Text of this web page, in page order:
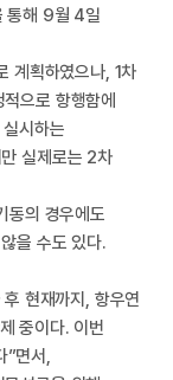
통해 9월 4일
계획하였으나, 1차
으로 항행함에
시하는
실제로는 2차
동의 경우에도
을 수도 있다.
현재까지, 항우연
중이다. 이번
”면서,